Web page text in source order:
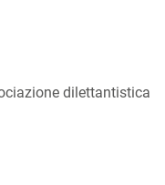
dilettantistica